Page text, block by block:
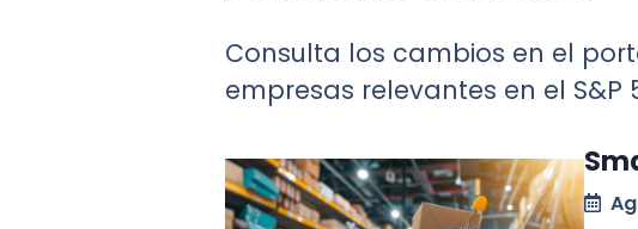
Consulta los cambios en el
empresas relevantes en el S&P